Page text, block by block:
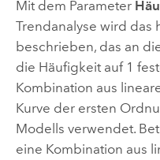
Mit dem Parameter
Trendanalyse wird das
beschrieben, das an
die Häufigkeit auf 1
Kombination aus
Kurve der ersten
Modells verwendet.
eine Kombination aus